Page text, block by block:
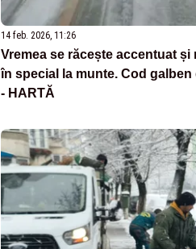
14 feb. 2026, 11:26
Vremea se răcește accentuat
în special la munte. Cod
- HARTĂ